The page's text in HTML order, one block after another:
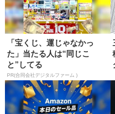
「宝くじ、運じゃなかっ
た」当たる人は“同じこ
と”してる
PR(合同会社デジタルファーム )